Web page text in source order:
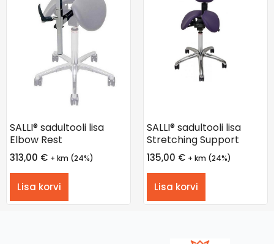
SALLI® sadultooli lisa
Elbow Rest
313,00 € + km (24%)
Lisa korvi
SALLI® sadultooli lisa
Stretching Support
135,00 € + km (24%)
Lisa korvi